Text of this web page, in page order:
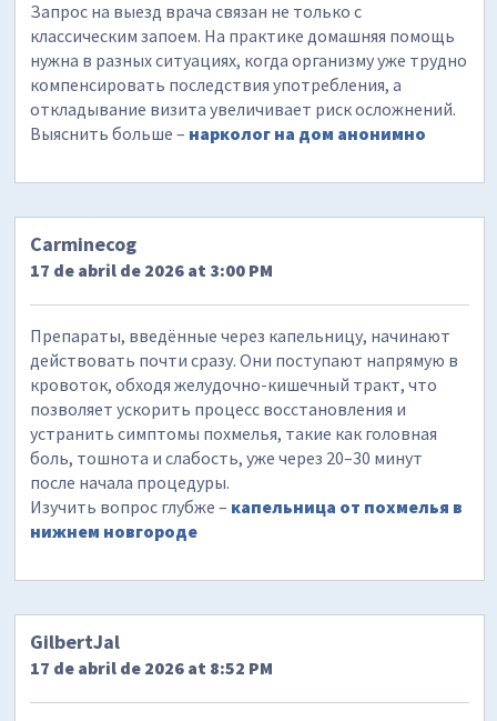
Запрос на выезд врача связан не только с
классическим запоем. На практике домашняя помощь
нужна в разных ситуациях, когда организму уже трудно
компенсировать последствия употребления, а
откладывание визита увеличивает риск осложнений.
Выяснить больше – нарколог на дом анонимно
Carminecog
17 de abril de 2026 at 3:00 PM
Препараты, введённые через капельницу, начинают
действовать почти сразу. Они поступают напрямую в
кровоток, обходя желудочно-кишечный тракт, что
позволяет ускорить процесс восстановления и
устранить симптомы похмелья, такие как головная
боль, тошнота и слабость, уже через 20–30 минут
после начала процедуры.
Изучить вопрос глубже – капельница от похмелья в
нижнем новгороде
GilbertJal
17 de abril de 2026 at 8:52 PM